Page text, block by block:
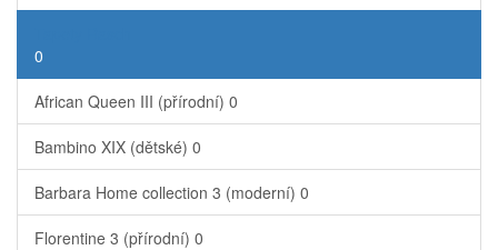
0
African Queen III (přírodní) 0
Bambino XIX (dětské) 0
Barbara Home collection 3 (moderní) 0
Florentine 3 (přírodní) 0